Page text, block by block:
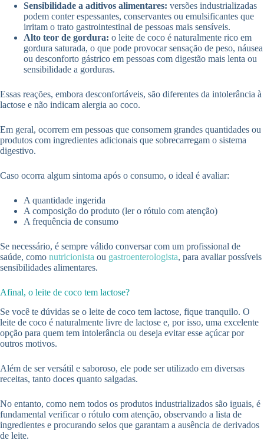
Sensibilidade a aditivos alimentares: versões industrializadas
podem conter espessantes, conservantes ou emulsificantes que
irritam o trato gastrointestinal de pessoas mais sensíveis.
Alto teor de gordura: o leite de coco é naturalmente rico em
gordura saturada, o que pode provocar sensação de peso, náusea
ou desconforto gástrico em pessoas com digestão mais lenta ou
sensibilidade a gorduras.
Essas reações, embora desconfortáveis, são diferentes da intolerância à
lactose e não indicam alergia ao coco.
Em geral, ocorrem em pessoas que consomem grandes quantidades ou
produtos com ingredientes adicionais que sobrecarregam o sistema
digestivo.
Caso ocorra algum sintoma após o consumo, o ideal é avaliar:
A quantidade ingerida
A composição do produto (ler o rótulo com atenção)
A frequência de consumo
Se necessário, é sempre válido conversar com um profissional de
saúde, como nutricionista ou gastroenterologista, para avaliar possíveis
sensibilidades alimentares.
Afinal, o leite de coco tem lactose?
Se você te dúvidas se o leite de coco tem lactose, fique tranquilo. O
leite de coco é naturalmente livre de lactose e, por isso, uma excelente
opção para quem tem intolerância ou deseja evitar esse açúcar por
outros motivos.
Além de ser versátil e saboroso, ele pode ser utilizado em diversas
receitas, tanto doces quanto salgadas.
No entanto, como nem todos os produtos industrializados são iguais, é
fundamental verificar o rótulo com atenção, observando a lista de
ingredientes e procurando selos que garantam a ausência de derivados
de leite.